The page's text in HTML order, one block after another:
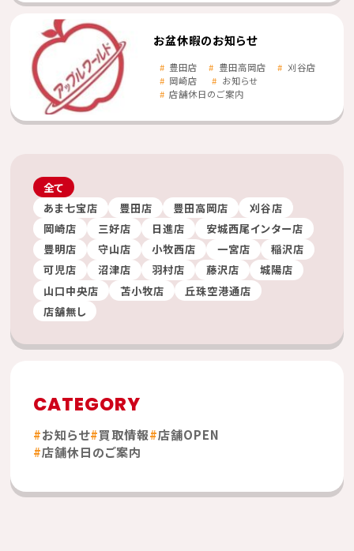
お盆休暇のお知らせ
豊田店 豊田高岡店
刈谷店
岡崎店
お知らせ
店舗休日のご案内
全て
あま七宝店
豊田店 豊田高岡店
刈谷店
岡崎店
三好店 日進店
安城西尾インター店
豊明店
守山店 小牧西店 一宮店
稲沢店
可児店
沼津店 羽村店 藤沢店
城陽店
山口中央店
苫小牧店
丘珠空港通店
店舗無し
CATEGORY
お知らせ 買取情報 店舗OPEN
店舗休日のご案内